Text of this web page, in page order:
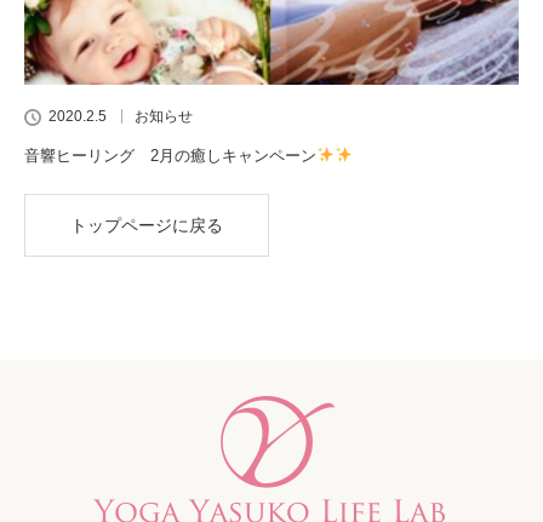
2020.2.5 お知らせ
音響ヒーリング 2月の癒しキャンペーン
トップページに戻る